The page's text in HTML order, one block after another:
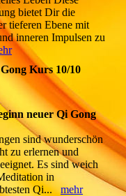
bietet Dir die
tieferen Ebene mit
inneren Impulsen zu
Kurs 10/10
neuer Qi Gong
sind wunderschön
zu erlernen und
Es sind weich
in
Qi...mehr